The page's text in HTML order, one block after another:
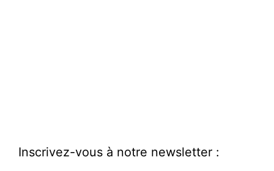
Inscrivez-vous à notre newsletter :